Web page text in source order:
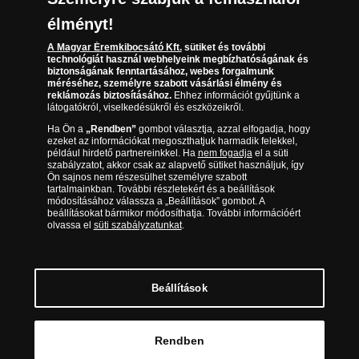
Kosárba tesz
Az érmék és érmek ára és értéke
Gyakran ismételt kérdések
Adatkezelés
(díjmentesen hívható hétfőtől csütörtökig 9.00 és 17.00
óra között, péntekenként 9.00 és 15.00 óra között)
Magyar Éremkibocsátó Kft. 1134 Budapest, Váci út 33. Cégjegyzékszám: 01-09-
Bláthy Ottó utca 3-5.) engedélyéhez kötött tevékenységet folytat. Kereskedelmi
© Copyright 2026 - Magyar Éremkibocsátó Kft.
élményt!
A Magyar Éremkibocsátó Kft.sütiket és további
technológiát használ webhelyeink megbízhatóságának és
biztonságának fenntartásához, webes forgalmunk
méréséhez, személyre szabott vásárlási élmény és
reklámozás biztosításához.Ehhez információt gyűjtünk a
látogatókról, viselkedésükről és eszközeikről.
Ha Ön a „Rendben”gombot választja, azzal elfogadja, hogy
ezeket az információkat megoszthatjuk harmadik felekkel,
például hirdető partnereinkkel. Ha nem fogadjael a süti
szabályzatot, akkor csak az alapvető sütiket használjuk, így
Ön sajnos nem részesülhet személyre szabott
tartalmainkban. További részletekért és a beállítások
módosításához válassza a „Beállítások” gombot. A
beállításokat bármikor módosíthatja. További információért
olvassa el süti szabályzatunkat.
Beállítások
Rendben